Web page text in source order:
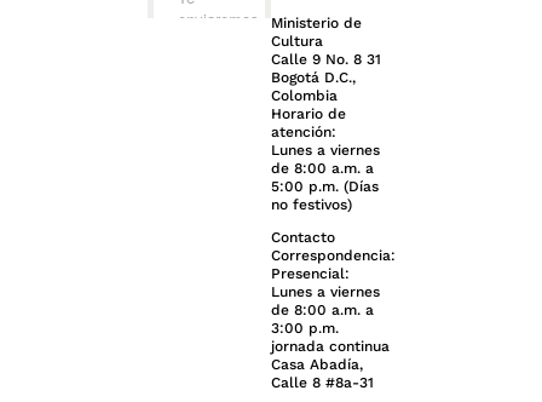
Ministerio de
Cultura
Calle 9 No. 8 31
Bogotá D.C.,
Colombia
Horario de
atención:
Lunes a viernes
de 8:00 a.m. a
5:00 p.m. (Días
no festivos)
Contacto
Correspondencia:
Presencial:
Lunes a viernes
de 8:00 a.m. a
3:00 p.m.
jornada continua
Casa Abadía,
Calle 8 #8a-31